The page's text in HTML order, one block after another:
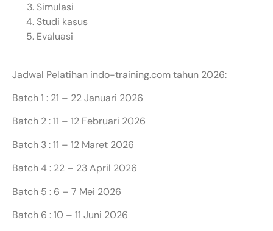
Simulasi
Studi kasus
Evaluasi
Jadwal Pelatihan indo-training.com tahun 2026:
Batch 1 : 21 – 22 Januari 2026
Batch 2 : 11 – 12 Februari 2026
Batch 3 : 11 – 12 Maret 2026
Batch 4 : 22 – 23 April 2026
Batch 5 : 6 – 7 Mei 2026
Batch 6 : 10 – 11 Juni 2026